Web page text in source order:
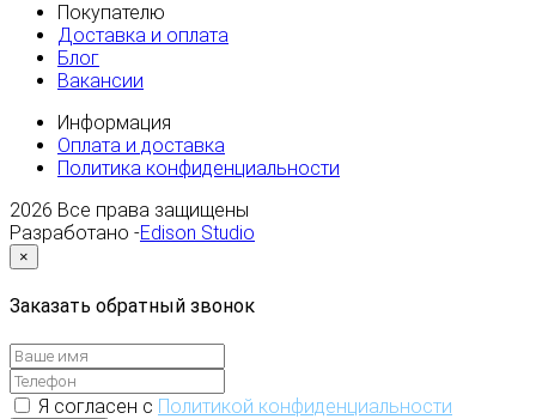
Покупателю
Доставка и оплата
Блог
Вакансии
Информация
Оплата и доставка
Политика конфиденциальности
2026 Все права защищены
Разработано -Edison Studio
×
Заказать обратный звонок
Я согласен с Политикой конфиденциальности